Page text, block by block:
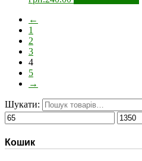
←
1
2
3
4
5
→
Шукати:
Кошик